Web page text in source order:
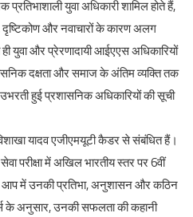
युवा अधिकारी शामिल होते हैं,
और नवाचारों के कारण अलग
युवा और प्रेरणादायी आईएएस अधिकारियों
दक्षता और समाज के अंतिम व्यक्ति तक
हुई प्रशासनिक अधिकारियों की सूची
यादव एजीएमयूटी कैडर से संबंधित हैं।
परीक्षा में अखिल भारतीय स्तर पर 6वीं
में उनकी प्रतिभा, अनुशासन और कठिन
के अनुसार, उनकी सफलता की कहानी